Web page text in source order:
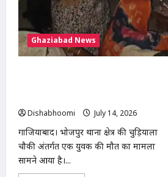
युवक
की
मौत,
30
मिनट
तक
सड़क
Ghaziabad News
Dishabhoomi
July 14, 2026
गाजियाबाद। भोजपुर थाना क्षेत्र की चुड़ियाला
चौकी अंतर्गत एक युवक की मौत का मामला
सामने आया है।...